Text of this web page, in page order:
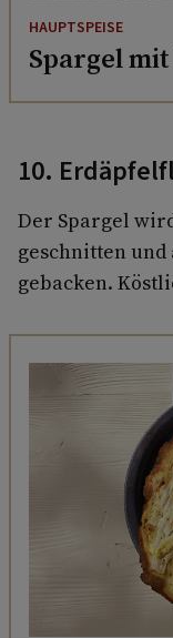
HAUPTSPEISE
Spargel
10.
Der Spargel
geschnitten
gebacken.